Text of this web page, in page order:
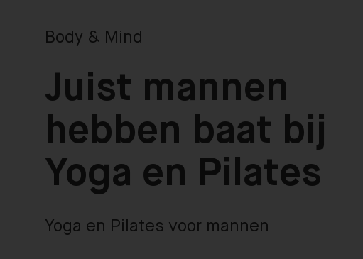
Body & Mind
Juist mannen
hebben baat bij
Yoga en Pilates
Yoga en Pilates voor mannen